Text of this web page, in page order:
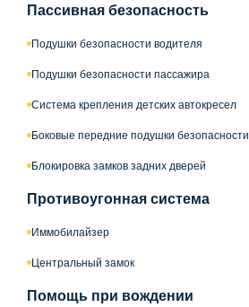
Пассивная безопасность
Подушки безопасности водителя
Подушки безопасности пассажира
Система крепления детских автокресел
Боковые передние подушки безопасности
Блокировка замков задних дверей
Противоугонная система
Иммобилайзер
Центральный замок
Помощь при вождении